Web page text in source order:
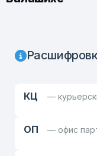
КЦ —
ОП — офис